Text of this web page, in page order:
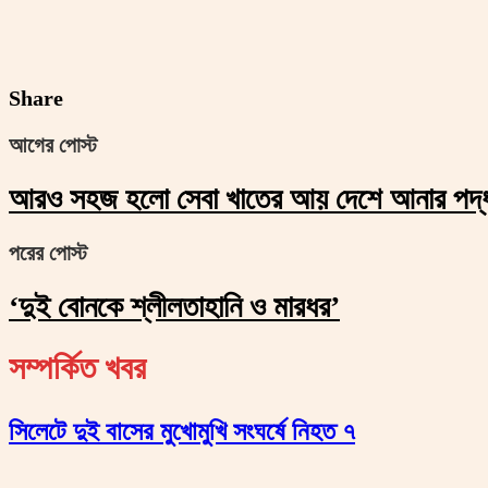
Share
আগের পোস্ট
আরও সহজ হলো সেবা খাতের আয় দেশে আনার
পরের পোস্ট
‘দুই বোনকে শ্লীলতাহানি ও মারধর’
সম্পর্কিত খবর
সিলেটে দুই বাসের মুখোমুখি সংঘর্ষে নিহত ৭